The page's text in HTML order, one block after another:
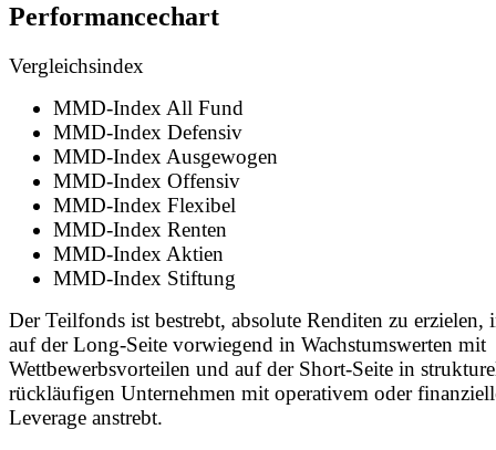
Performancechart
Vergleichsindex
MMD-Index All Fund
MMD-Index Defensiv
MMD-Index Ausgewogen
MMD-Index Offensiv
MMD-Index Flexibel
MMD-Index Renten
MMD-Index Aktien
MMD-Index Stiftung
Der Teilfonds ist bestrebt, absolute Renditen zu erzielen,
auf der Long-Seite vorwiegend in Wachstumswerten mit
Wettbewerbsvorteilen und auf der Short-Seite in
rückläufigen Unternehmen mit operativem oder
Leverage anstrebt.